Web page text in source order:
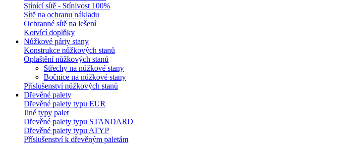
Stínící sítě - Stínivost 100%
Sítě na ochranu nákladu
Ochranné sítě na lešení
Kotvící doplňky
Nůžkové párty stany
Konstrukce nůžkových stanů
Oplaštění nůžkových stanů
Střechy na nůžkové stany
Bočnice na nůžkové stany
Příslušenství nůžkových stanů
Dřevěné palety
Dřevěné palety typu EUR
Jiné typy palet
Dřevěné palety typu STANDARD
Dřevěné palety typu ATYP
Příslušenství k dřevěným paletám